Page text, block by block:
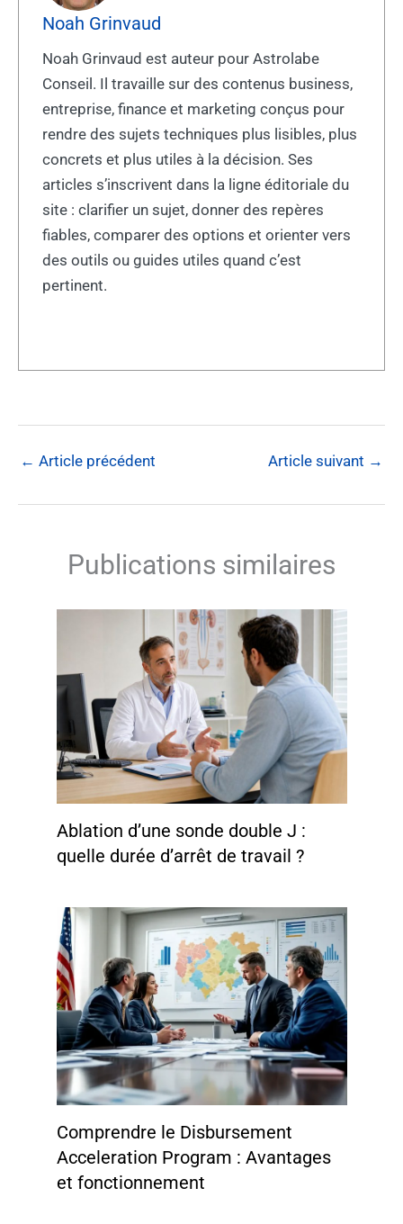
Noah Grinvaud
Noah Grinvaud est auteur pour Astrolabe
Conseil. Il travaille sur des contenus business,
entreprise, finance et marketing conçus pour
rendre des sujets techniques plus lisibles, plus
concrets et plus utiles à la décision. Ses
articles s’inscrivent dans la ligne éditoriale du
site : clarifier un sujet, donner des repères
fiables, comparer des options et orienter vers
des outils ou guides utiles quand c’est
pertinent.
← Article précédent Article suivant →
Publications similaires
Ablation d’une sonde double J :
quelle durée d’arrêt de travail ?
Comprendre le Disbursement
Acceleration Program : Avantages
et fonctionnement